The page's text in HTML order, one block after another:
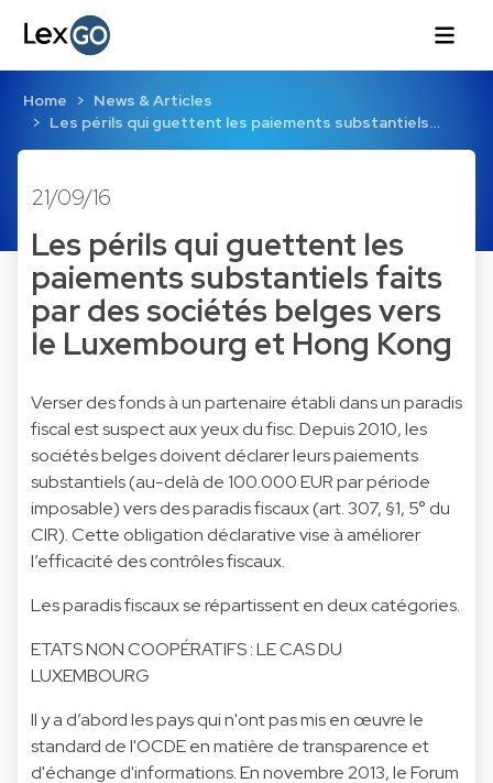
Home
News & Articles
Les périls qui guettent les paiements substantiels…
21/09/16
Les périls qui guettent les
paiements substantiels faits
par des sociétés belges vers
le Luxembourg et Hong Kong
Verser des fonds à un partenaire établi dans un paradis
fiscal est suspect aux yeux du fisc. Depuis 2010, les
sociétés belges doivent déclarer leurs paiements
substantiels (au-delà de 100.000 EUR par période
imposable) vers des paradis fiscaux (art. 307, §1, 5° du
CIR). Cette obligation déclarative vise à améliorer
l’efficacité des contrôles fiscaux.
Les paradis fiscaux se répartissent en deux catégories.
ETATS NON COOPÉRATIFS : LE CAS DU
LUXEMBOURG
Il y a d’abord les pays qui n'ont pas mis en œuvre le
standard de l'OCDE en matière de transparence et
d'échange d'informations. En novembre 2013, le Forum